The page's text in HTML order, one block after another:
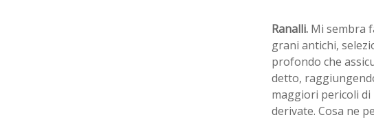
Ranalli.Mi sembra
grani antichi,
profondo che
detto,
maggiori pericoli
derivate. Cosa ne